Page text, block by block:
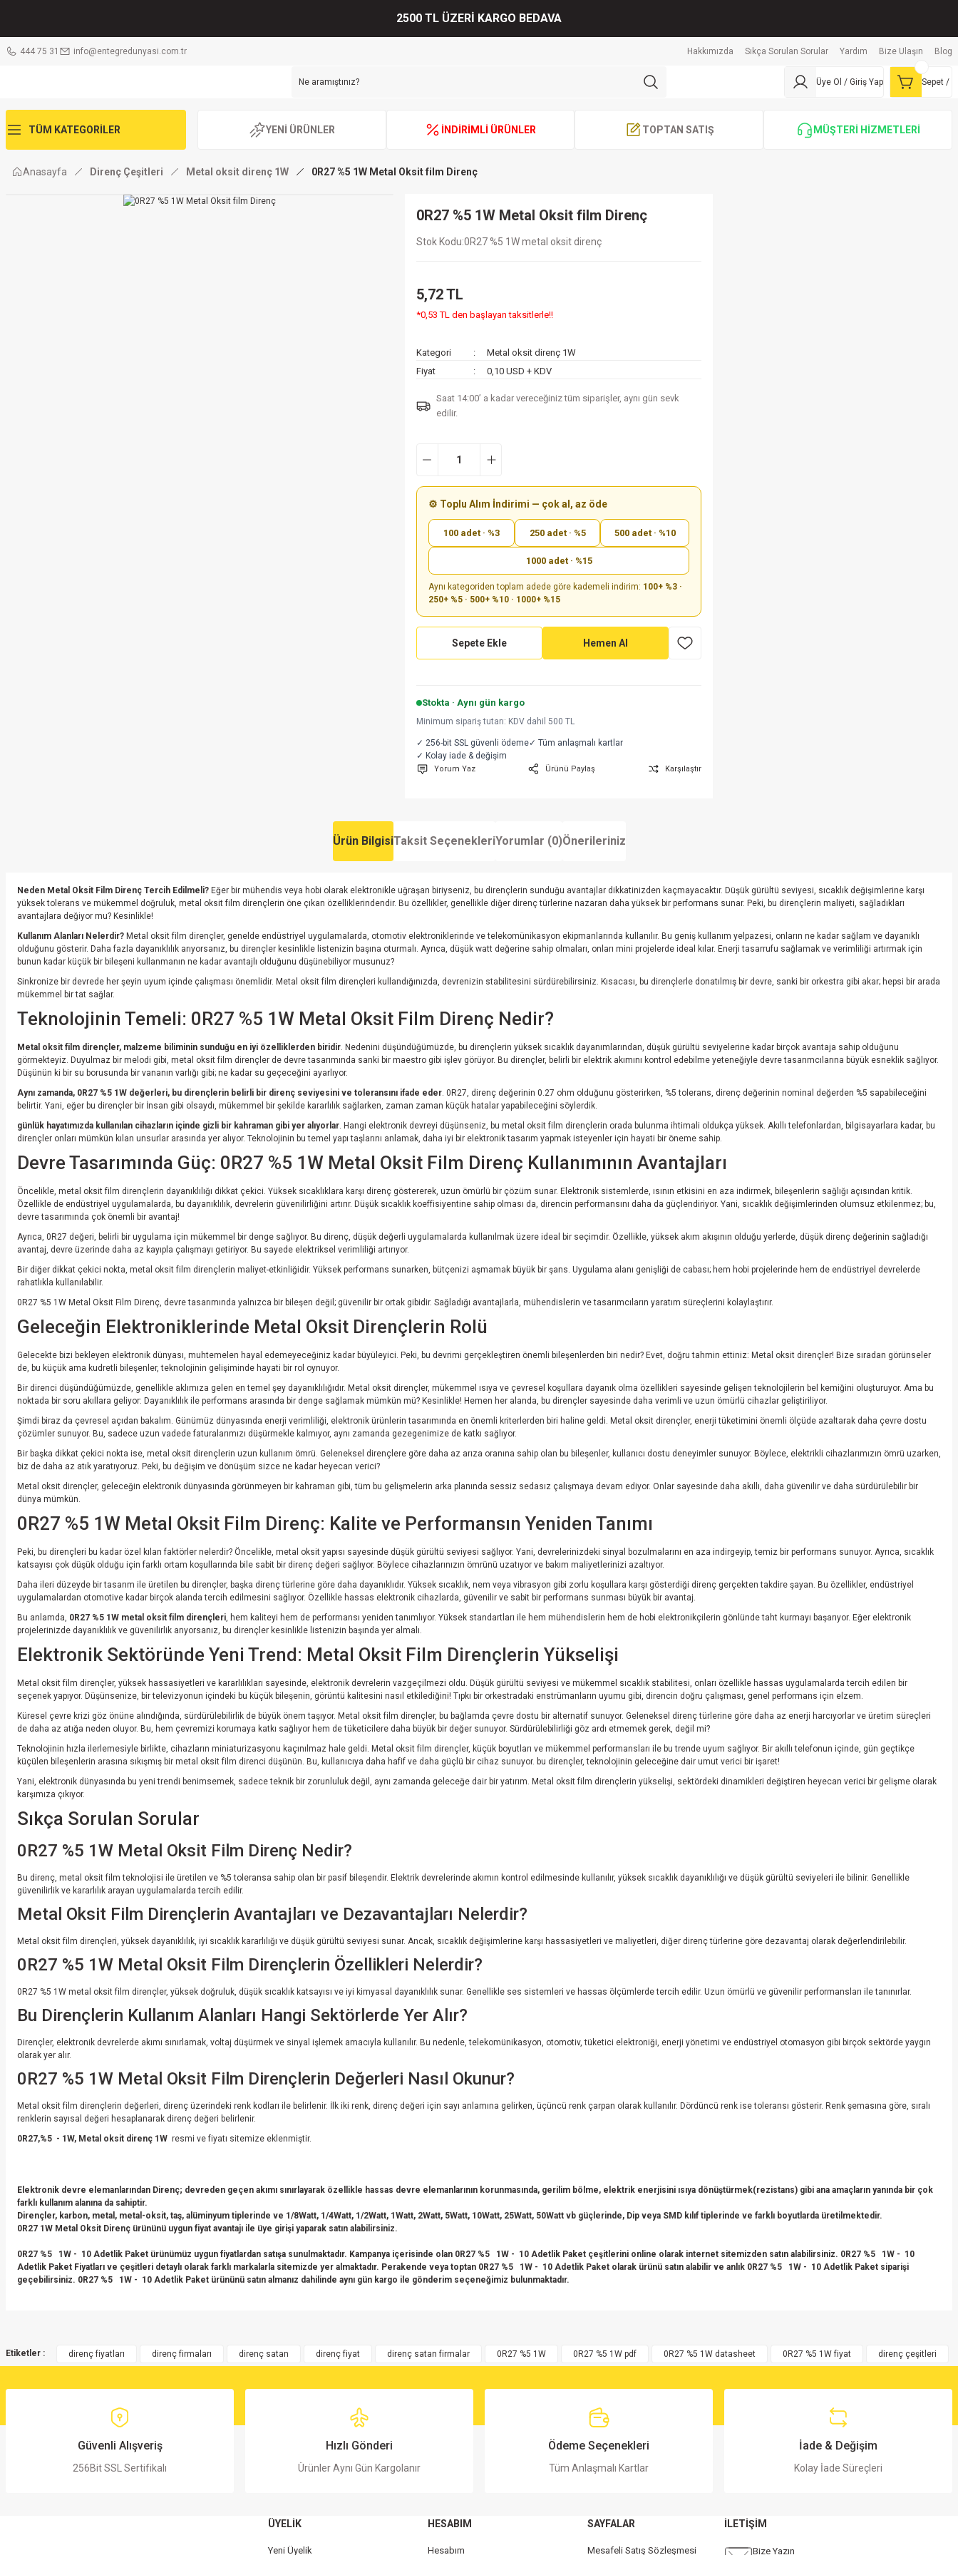
2500 TL ÜZERİ KARGO BEDAVA
444 75 31 info@entegredunyasi.com.tr Hakkımızda Sıkça Sorulan Sorular Yardım Bize Ulaşın Blog
Üye Ol / Giriş Yap Sepet /
TÜM KATEGORİLER YENİ ÜRÜNLER İNDİRİMLİ ÜRÜNLER TOPTAN SATIŞ MÜŞTERİ HİZMETLERİ
Anasayfa Direnç Çeşitleri Metal oksit direnç 1W 0R27 %5 1W Metal Oksit film Direnç
0R27 %5 1W Metal Oksit film Direnç
Stok Kodu 0R27 %5 1W metal oksit direnç
5,72 TL
*0,53 TL den başlayan taksitlerle!!
Kategori
Metal oksit direnç 1W
Fiyat
0,10 USD + KDV
Saat 14:00’ a kadar vereceğiniz tüm siparişler, aynı gün sevk
edilir.
⚙️ Toplu Alım İndirimi — çok al, az öde
100 adet · %3 250 adet · %5 500 adet · %10
1000 adet · %15
Aynı kategoriden toplam adede göre kademeli indirim: 100+ %3 ·
250+ %5 · 500+ %10 · 1000+ %15
Sepete Ekle Hemen Al
Stokta · Aynı gün kargo
Minimum sipariş tutarı: KDV dahil 500 TL
✓ 256-bit SSL güvenli ödeme✓ Tüm anlaşmalı kartlar
✓ Kolay iade & değişim
Yorum Yaz Ürünü Paylaş Karşılaştır
Ürün BilgisiTaksit SeçenekleriYorumlar (0)Önerileriniz
Neden Metal Oksit Film Direnç Tercih Edilmeli? Eğer bir mühendis veya hobi olarak elektronikle uğraşan biriyseniz, bu dirençlerin sunduğu avantajlar dikkatinizden kaçmayacaktır. Düşük gürültü seviyesi, sıcaklık değişimlerine karşı
yüksek tolerans ve mükemmel doğruluk, metal oksit film dirençlerin öne çıkan özelliklerindendir. Bu özellikler, genellikle diğer direnç türlerine nazaran daha yüksek bir performans sunar. Peki, bu dirençlerin maliyeti, sağladıkları
avantajlara değiyor mu? Kesinlikle!
Kullanım Alanları Nelerdir? Metal oksit film dirençler, genelde endüstriyel uygulamalarda, otomotiv elektroniklerinde ve telekomünikasyon ekipmanlarında kullanılır. Bu geniş kullanım yelpazesi, onların ne kadar sağlam ve dayanıklı
olduğunu gösterir. Daha fazla dayanıklılık arıyorsanız, bu dirençler kesinlikle listenizin başına oturmalı. Ayrıca, düşük watt değerine sahip olmaları, onları mini projelerde ideal kılar. Enerji tasarrufu sağlamak ve verimliliği artırmak için
bunun kadar küçük bir bileşeni kullanmanın ne kadar avantajlı olduğunu düşünebiliyor musunuz?
Sinkronize bir devrede her şeyin uyum içinde çalışması önemlidir. Metal oksit film dirençleri kullandığınızda, devrenizin stabilitesini sürdürebilirsiniz. Kısacası, bu dirençlerle donatılmış bir devre, sanki bir orkestra gibi akar; hepsi bir arada
mükemmel bir tat sağlar.
Teknolojinin Temeli: 0R27 %5 1W Metal Oksit Film Direnç Nedir?
Metal oksit film dirençler, malzeme biliminin sunduğu en iyi özelliklerden biridir. Nedenini düşündüğümüzde, bu dirençlerin yüksek sıcaklık dayanımlarından, düşük gürültü seviyelerine kadar birçok avantaja sahip olduğunu
görmekteyiz. Duyulmaz bir melodi gibi, metal oksit film dirençler de devre tasarımında sanki bir maestro gibi işlev görüyor. Bu dirençler, belirli bir elektrik akımını kontrol edebilme yeteneğiyle devre tasarımcılarına büyük esneklik sağlıyor.
Düşünün ki bir su borusunda bir vananın varlığı gibi; ne kadar su geçeceğini ayarlıyor.
Aynı zamanda, 0R27 %5 1W değerleri, bu dirençlerin belirli bir direnç seviyesini ve toleransını ifade eder. 0R27, direnç değerinin 0.27 ohm olduğunu gösterirken, %5 tolerans, direnç değerinin nominal değerden %5 sapabileceğini
belirtir. Yani, eğer bu dirençler bir İnsan gibi olsaydı, mükemmel bir şekilde kararlılık sağlarken, zaman zaman küçük hatalar yapabileceğini söylerdik.
günlük hayatımızda kullanılan cihazların içinde gizli bir kahraman gibi yer alıyorlar. Hangi elektronik devreyi düşünseniz, bu metal oksit film dirençlerin orada bulunma ihtimali oldukça yüksek. Akıllı telefonlardan, bilgisayarlara kadar, bu
dirençler onları mümkün kılan unsurlar arasında yer alıyor. Teknolojinin bu temel yapı taşlarını anlamak, daha iyi bir elektronik tasarım yapmak isteyenler için hayati bir öneme sahip.
Devre Tasarımında Güç: 0R27 %5 1W Metal Oksit Film Direnç Kullanımının Avantajları
Öncelikle, metal oksit film dirençlerin dayanıklılığı dikkat çekici. Yüksek sıcaklıklara karşı direnç göstererek, uzun ömürlü bir çözüm sunar. Elektronik sistemlerde, ısının etkisini en aza indirmek, bileşenlerin sağlığı açısından kritik.
Özellikle de endüstriyel uygulamalarda, bu dayanıklılık, devrelerin güvenilirliğini artırır. Düşük sıcaklık koeffisiyentine sahip olması da, direncin performansını daha da güçlendiriyor. Yani, sıcaklık değişimlerinden olumsuz etkilenmez; bu,
devre tasarımında çok önemli bir avantaj!
Ayrıca, 0R27 değeri, belirli bir uygulama için mükemmel bir denge sağlıyor. Bu direnç, düşük değerli uygulamalarda kullanılmak üzere ideal bir seçimdir. Özellikle, yüksek akım akışının olduğu yerlerde, düşük direnç değerinin sağladığı
avantaj, devre üzerinde daha az kayıpla çalışmayı getiriyor. Bu sayede elektriksel verimliliği artırıyor.
Bir diğer dikkat çekici nokta, metal oksit film dirençlerin maliyet-etkinliğidir. Yüksek performans sunarken, bütçenizi aşmamak büyük bir şans. Uygulama alanı genişliği de cabası; hem hobi projelerinde hem de endüstriyel devrelerde
rahatlıkla kullanılabilir.
0R27 %5 1W Metal Oksit Film Direnç, devre tasarımında yalnızca bir bileşen değil; güvenilir bir ortak gibidir. Sağladığı avantajlarla, mühendislerin ve tasarımcıların yaratım süreçlerini kolaylaştırır.
Geleceğin Elektroniklerinde Metal Oksit Dirençlerin Rolü
Gelecekte bizi bekleyen elektronik dünyası, muhtemelen hayal edemeyeceğiniz kadar büyüleyici. Peki, bu devrimi gerçekleştiren önemli bileşenlerden biri nedir? Evet, doğru tahmin ettiniz: Metal oksit dirençler! Bize sıradan görünseler
de, bu küçük ama kudretli bileşenler, teknolojinin gelişiminde hayati bir rol oynuyor.
Bir direnci düşündüğümüzde, genellikle aklımıza gelen en temel şey dayanıklılığıdır. Metal oksit dirençler, mükemmel ısıya ve çevresel koşullara dayanık olma özellikleri sayesinde gelişen teknolojilerin bel kemiğini oluşturuyor. Ama bu
noktada bir soru akıllara geliyor: Dayanıklılık ile performans arasında bir denge sağlamak mümkün mü? Kesinlikle! Hemen her alanda, bu dirençler sayesinde daha verimli ve uzun ömürlü cihazlar geliştiriliyor.
Şimdi biraz da çevresel açıdan bakalım. Günümüz dünyasında enerji verimliliği, elektronik ürünlerin tasarımında en önemli kriterlerden biri haline geldi. Metal oksit dirençler, enerji tüketimini önemli ölçüde azaltarak daha çevre dostu
çözümler sunuyor. Bu, sadece uzun vadede faturalarımızı düşürmekle kalmıyor, aynı zamanda gezegenimize de katkı sağlıyor.
Bir başka dikkat çekici nokta ise, metal oksit dirençlerin uzun kullanım ömrü. Geleneksel dirençlere göre daha az arıza oranına sahip olan bu bileşenler, kullanıcı dostu deneyimler sunuyor. Böylece, elektrikli cihazlarımızın ömrü uzarken,
biz de daha az atık yaratıyoruz. Peki, bu değişim ve dönüşüm sizce ne kadar heyecan verici?
Metal oksit dirençler, geleceğin elektronik dünyasında görünmeyen bir kahraman gibi, tüm bu gelişmelerin arka planında sessiz sedasız çalışmaya devam ediyor. Onlar sayesinde daha akıllı, daha güvenilir ve daha sürdürülebilir bir
dünya mümkün.
0R27 %5 1W Metal Oksit Film Direnç: Kalite ve Performansın Yeniden Tanımı
Peki, bu dirençleri bu kadar özel kılan faktörler nelerdir? Öncelikle, metal oksit yapısı sayesinde düşük gürültü seviyesi sağlıyor. Yani, devrelerinizdeki sinyal bozulmalarını en aza indirgeyip, temiz bir performans sunuyor. Ayrıca, sıcaklık
katsayısı çok düşük olduğu için farklı ortam koşullarında bile sabit bir direnç değeri sağlıyor. Böylece cihazlarınızın ömrünü uzatıyor ve bakım maliyetlerinizi azaltıyor.
Daha ileri düzeyde bir tasarım ile üretilen bu dirençler, başka direnç türlerine göre daha dayanıklıdır. Yüksek sıcaklık, nem veya vibrasyon gibi zorlu koşullara karşı gösterdiği direnç gerçekten takdire şayan. Bu özellikler, endüstriyel
uygulamalardan otomotive kadar birçok alanda tercih edilmesini sağlıyor. Özellikle hassas elektronik cihazlarda, güvenilir ve sabit bir performans sunması büyük bir avantaj.
Bu anlamda, 0R27 %5 1W metal oksit film dirençleri, hem kaliteyi hem de performansı yeniden tanımlıyor. Yüksek standartları ile hem mühendislerin hem de hobi elektronikçilerin gönlünde taht kurmayı başarıyor. Eğer elektronik
projelerinizde dayanıklılık ve güvenilirlik arıyorsanız, bu dirençler kesinlikle listenizin başında yer almalı.
Elektronik Sektöründe Yeni Trend: Metal Oksit Film Dirençlerin Yükselişi
Metal oksit film dirençler, yüksek hassasiyetleri ve kararlılıkları sayesinde, elektronik devrelerin vazgeçilmezi oldu. Düşük gürültü seviyesi ve mükemmel sıcaklık stabilitesi, onları özellikle hassas uygulamalarda tercih edilen bir
seçenek yapıyor. Düşünsenize, bir televizyonun içindeki bu küçük bileşenin, görüntü kalitesini nasıl etkilediğini! Tıpkı bir orkestradaki enstrümanların uyumu gibi, direncin doğru çalışması, genel performans için elzem.
Küresel çevre krizi göz önüne alındığında, sürdürülebilirlik de büyük önem taşıyor. Metal oksit film dirençler, bu bağlamda çevre dostu bir alternatif sunuyor. Geleneksel direnç türlerine göre daha az enerji harcıyorlar ve üretim süreçleri
de daha az atığa neden oluyor. Bu, hem çevremizi korumaya katkı sağlıyor hem de tüketicilere daha büyük bir değer sunuyor. Sürdürülebilirliği göz ardı etmemek gerek, değil mi?
Teknolojinin hızla ilerlemesiyle birlikte, cihazların miniaturizasyonu kaçınılmaz hale geldi. Metal oksit film dirençler, küçük boyutları ve mükemmel performansları ile bu trende uyum sağlıyor. Bir akıllı telefonun içinde, gün geçtikçe
küçülen bileşenlerin arasına sıkışmış bir metal oksit film direnci düşünün. Bu, kullanıcıya daha hafif ve daha güçlü bir cihaz sunuyor. bu dirençler, teknolojinin geleceğine dair umut verici bir işaret!
Yani, elektronik dünyasında bu yeni trendi benimsemek, sadece teknik bir zorunluluk değil, aynı zamanda geleceğe dair bir yatırım. Metal oksit film dirençlerin yükselişi, sektördeki dinamikleri değiştiren heyecan verici bir gelişme olarak
karşımıza çıkıyor.
Sıkça Sorulan Sorular
0R27 %5 1W Metal Oksit Film Direnç Nedir?
Bu direnç, metal oksit film teknolojisi ile üretilen ve %5 toleransa sahip olan bir pasif bileşendir. Elektrik devrelerinde akımın kontrol edilmesinde kullanılır, yüksek sıcaklık dayanıklılığı ve düşük gürültü seviyeleri ile bilinir. Genellikle
güvenilirlik ve kararlılık arayan uygulamalarda tercih edilir.
Metal Oksit Film Dirençlerin Avantajları ve Dezavantajları Nelerdir?
Metal oksit film dirençleri, yüksek dayanıklılık, iyi sıcaklık kararlılığı ve düşük gürültü seviyesi sunar. Ancak, sıcaklık değişimlerine karşı hassasiyetleri ve maliyetleri, diğer direnç türlerine göre dezavantaj olarak değerlendirilebilir.
0R27 %5 1W Metal Oksit Film Dirençlerin Özellikleri Nelerdir?
0R27 %5 1W metal oksit film dirençler, yüksek doğruluk, düşük sıcaklık katsayısı ve iyi kimyasal dayanıklılık sunar. Genellikle ses sistemleri ve hassas ölçümlerde tercih edilir. Uzun ömürlü ve güvenilir performansları ile tanınırlar.
Bu Dirençlerin Kullanım Alanları Hangi Sektörlerde Yer Alır?
Dirençler, elektronik devrelerde akımı sınırlamak, voltaj düşürmek ve sinyal işlemek amacıyla kullanılır. Bu nedenle, telekomünikasyon, otomotiv, tüketici elektroniği, enerji yönetimi ve endüstriyel otomasyon gibi birçok sektörde yaygın
olarak yer alır.
0R27 %5 1W Metal Oksit Film Dirençlerin Değerleri Nasıl Okunur?
Metal oksit film dirençlerin değerleri, direnç üzerindeki renk kodları ile belirlenir. İlk iki renk, direnç değeri için sayı anlamına gelirken, üçüncü renk çarpan olarak kullanılır. Dördüncü renk ise toleransı gösterir. Renk şemasına göre, sıralı
renklerin sayısal değeri hesaplanarak direnç değeri belirlenir.
0R27,%5 - 1W, Metal oksit direnç 1W resmi ve fiyatı sitemize eklenmiştir.
Elektronik devre elemanlarından Direnç; devreden geçen akımı sınırlayarak özellikle hassas devre elemanlarının korunmasında, gerilim bölme, elektrik enerjisini ısıya dönüştürmek(rezistans) gibi ana amaçların yanında bir çok
farklı kullanım alanına da sahiptir.
Dirençler, karbon, metal, metal-oksit, taş, alüminyum tiplerinde ve 1/8Watt, 1/4Watt, 1/2Watt, 1Watt, 2Watt, 5Watt, 10Watt, 25Watt, 50Watt vb güçlerinde, Dip veya SMD kılıf tiplerinde ve farklı boyutlarda üretilmektedir.
0R27 1W Metal Oksit Direnç ürününü uygun fiyat avantajı ile üye girişi yaparak satın alabilirsiniz.
0R27 %5 1W - 10 Adetlik Paket ürünümüz uygun fiyatlardan satışa sunulmaktadır. Kampanya içerisinde olan 0R27 %5 1W - 10 Adetlik Paket çeşitlerini online olarak internet sitemizden satın alabilirsiniz. 0R27 %5 1W - 10
Adetlik Paket Fiyatları ve çeşitleri detaylı olarak farklı markalarla sitemizde yer almaktadır. Perakende veya toptan 0R27 %5 1W - 10 Adetlik Paket olarak ürünü satın alabilir ve anlık 0R27 %5 1W - 10 Adetlik Paket siparişi
geçebilirsiniz. 0R27 %5 1W - 10 Adetlik Paket ürününü satın almanız dahilinde aynı gün kargo ile gönderim seçeneğimiz bulunmaktadır.
Bu ürüne ilk yorumu siz yapın!
Ürün bilgilerinde hatalar bulunuyor.
Etiketler : direnç fiyatları direnç firmaları direnç satan direnç fiyat direnç satan firmalar 0R27 %5 1W 0R27 %5 1W pdf 0R27 %5 1W datasheet 0R27 %5 1W fiyat direnç çeşitleri
Güvenli Alışveriş
256Bit SSL Sertifikalı
Hızlı Gönderi
Ürünler Aynı Gün Kargolanır
Ödeme Seçenekleri
Tüm Anlaşmalı Kartlar
İade & Değişim
Kolay İade Süreçleri
ÜYELİK
Yeni Üyelik
HESABIM
Hesabım
SAYFALAR
Mesafeli Satış Sözleşmesi
İLETİŞİM
Bize Yazın